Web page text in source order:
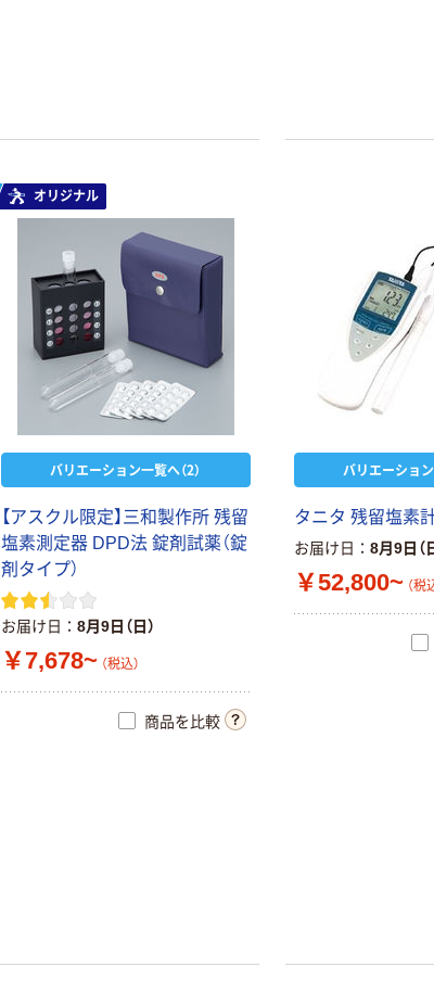
オリジナル
バリエーション一覧へ（2）
【アスクル限定】三和製作所 残留
塩素測定器 DPD法 錠剤試薬（錠
剤タイプ）
お届け日 8月9日（日）
￥7,678~ （税込）
商品を比較
バリエーション
タニタ 残留塩素
お届け日 8月9日（
￥52,800~ （税